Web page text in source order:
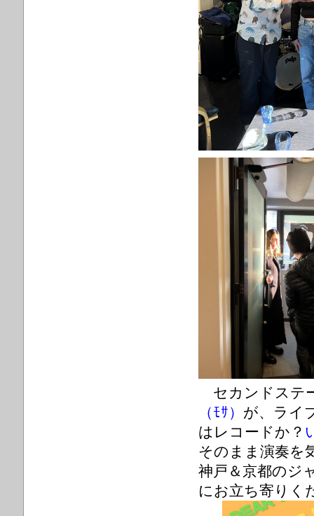
セカンドステ
（ﾓｻ） が、ライ
はレコードか？
そのまま演奏を
神戸＆京都のジ
にお立ち寄りく